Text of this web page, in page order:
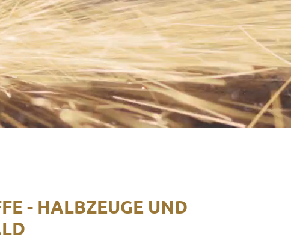
- HALBZEUGE UND